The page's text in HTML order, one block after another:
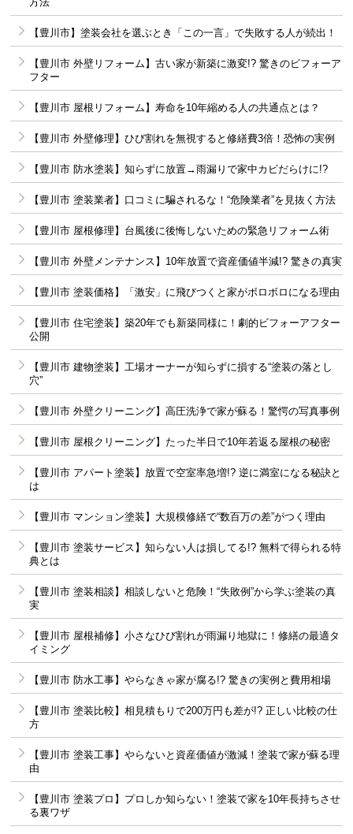
【豊川市】塗装会社を選ぶとき「この一言」で失敗する人が続出！
【豊川市 外壁リフォーム】古い家が新築に激変!? 驚きのビフォーア
フター
【豊川市 屋根リフォーム】寿命を10年縮める人の共通点とは？
【豊川市 外壁修理】ひび割れを無視すると修繕費3倍！恐怖の実例
【豊川市 防水塗装】知らずに放置→雨漏りで家中カビだらけに!?
【豊川市 塗装業者】口コミに騙されるな！“危険業者”を見抜く方法
【豊川市 屋根修理】台風後に後悔しないための緊急リフォーム術
【豊川市 外壁メンテナンス】10年放置で資産価値半減!? 驚きの真実
【豊川市 塗装価格】「激安」に飛びつくと家がボロボロになる理由
【豊川市 住宅塗装】築20年でも新築同様に！劇的ビフォーアフター
公開
【豊川市 建物塗装】工場オーナーが知らずに損する“塗装の落とし
穴”
【豊川市 外壁クリーニング】高圧洗浄で家が蘇る！驚愕の写真事例
【豊川市 屋根クリーニング】たった半日で10年若返る屋根の秘密
【豊川市 アパート塗装】放置で空室率急増!? 逆に満室になる秘訣と
は
【豊川市 マンション塗装】大規模修繕で“数百万の差”がつく理由
【豊川市 塗装サービス】知らない人は損してる!? 無料で得られる特
典とは
【豊川市 塗装相談】相談しないと危険！“失敗例”から学ぶ塗装の真
実
【豊川市 屋根補修】小さなひび割れが雨漏り地獄に！修繕の最適タ
イミング
【豊川市 防水工事】やらなきゃ家が腐る!? 驚きの実例と費用相場
【豊川市 塗装比較】相見積もりで200万円も差が!? 正しい比較の仕
方
【豊川市 塗装工事】やらないと資産価値が激減！塗装で家が蘇る理
由
【豊川市 塗装プロ】プロしか知らない！塗装で家を10年長持ちさせ
る裏ワザ